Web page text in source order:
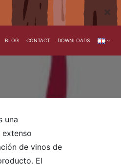
×
BLOG CONTACT DOWNLOADS
una
extenso
de vinos de
El